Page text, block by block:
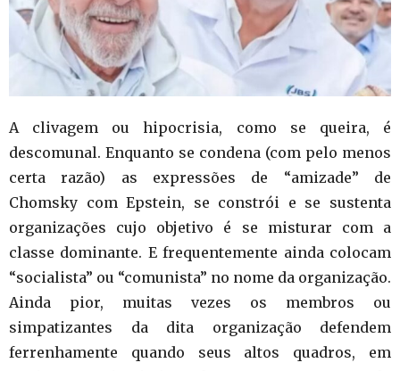
A clivagem ou hipocrisia, como se queira, é
descomunal. Enquanto se condena (com pelo menos
certa razão) as expressões de “amizade” de
Chomsky com Epstein, se constrói e se sustenta
organizações cujo objetivo é se misturar com a
classe dominante. E frequentemente ainda colocam
“socialista” ou “comunista” no nome da organização.
Ainda pior, muitas vezes os membros ou
simpatizantes da dita organização defendem
ferrenhamente quando seus altos quadros, em